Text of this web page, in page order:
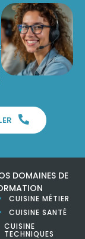
DOMAINES DE
CUISINE MÉTIER
CUISINE SANTÉ
CUISINE
TECHNIQUES